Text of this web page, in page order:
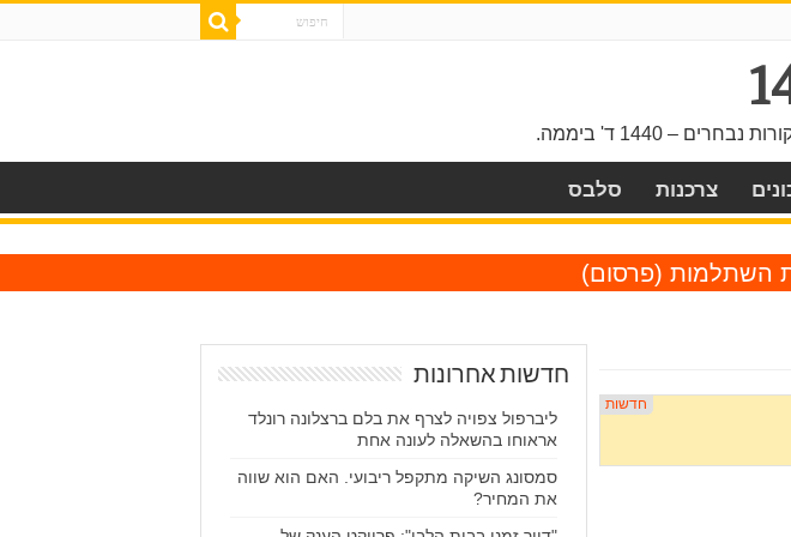
– 1440 ד' ביממה.
צרכנות סלבס
השתלמות (פרסום)
חדשות אחרונות
ליברפול צפויה לצרף את בלם ברצלונה רונלד
אראוחו בהשאלה לעונה אחת
סמסונג השיקה מתקפל ריבועי. האם הוא שווה
את המחיר?